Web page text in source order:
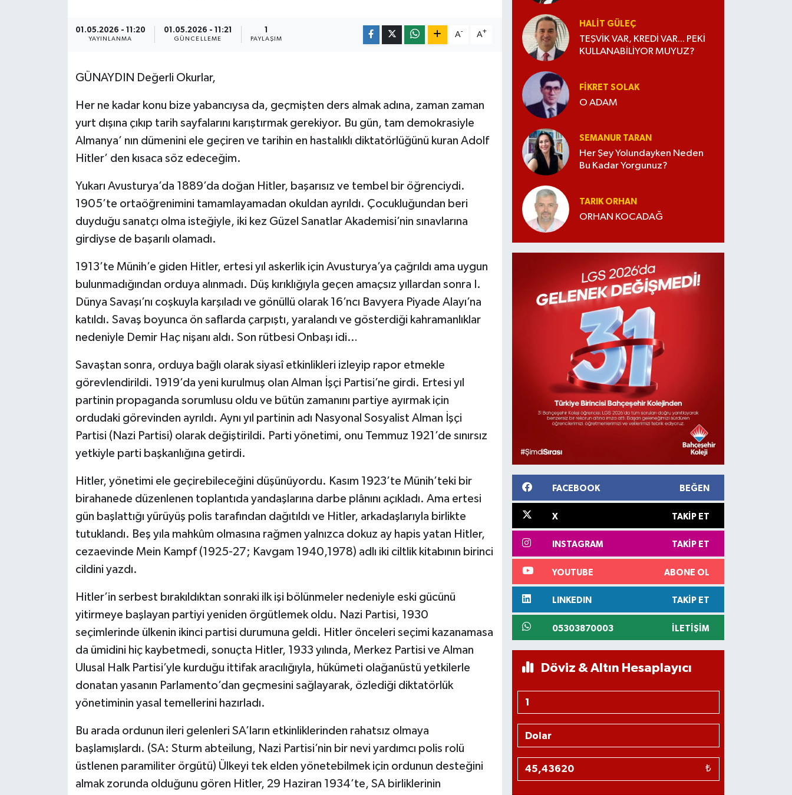
01.05.2026 - 11:20
YAYINLANMA
01.05.2026 - 11:21
GÜNCELLEME PAYLAŞIM
A- A+
GÜNAYDIN Değerli Okurlar,
Her ne kadar konu bize yabancıysa da, geçmişten ders almak adına, zaman zaman
yurt dışına çıkıp tarih sayfalarını karıştırmak gerekiyor. Bu gün, tam demokrasiyle
Almanya’ nın dümenini ele geçiren ve tarihin en hastalıklı diktatörlüğünü kuran Adolf
Hitler’ den kısaca söz edeceğim.
Yukarı Avusturya’da 1889’da doğan Hitler, başarısız ve tembel bir öğrenciydi.
1905’te ortaöğrenimini tamamlayamadan okuldan ayrıldı. Çocukluğundan beri
duyduğu sanatçı olma isteğiyle, iki kez Güzel Sanatlar Akademisi’nin sınavlarına
girdiyse de başarılı olamadı.
1913’te Münih’e giden Hitler, ertesi yıl askerlik için Avusturya’ya çağrıldı ama uygun
bulunmadığından orduya alınmadı. Düş kırıklığıyla geçen amaçsız yıllardan sonra I.
Dünya Savaşı’nı coşkuyla karşıladı ve gönüllü olarak 16’ncı Bavyera Piyade Alayı’na
katıldı. Savaş boyunca ön saflarda çarpıştı, yaralandı ve gösterdiği kahramanlıklar
nedeniyle Demir Haç nişanı aldı. Son rütbesi Onbaşı idi…
Savaştan sonra, orduya bağlı olarak siyasî etkinlikleri izleyip rapor etmekle
görevlendirildi. 1919’da yeni kurulmuş olan Alman İşçi Partisi’ne girdi. Ertesi yıl
partinin propaganda sorumlusu oldu ve bütün zamanını partiye ayırmak için
ordudaki görevinden ayrıldı. Aynı yıl partinin adı Nasyonal Sosyalist Alman İşçi
Partisi (Nazi Partisi) olarak değiştirildi. Parti yönetimi, onu Temmuz 1921’de sınırsız
yetkiyle parti başkanlığına getirdi.
Hitler, yönetimi ele geçirebileceğini düşünüyordu. Kasım 1923’te Münih’teki bir
birahanede düzenlenen toplantıda yandaşlarına darbe plânını açıkladı. Ama ertesi
gün başlattığı yürüyüş polis tarafından dağıtıldı ve Hitler, arkadaşlarıyla birlikte
tutuklandı. Beş yıla mahkûm olmasına rağmen yalnızca dokuz ay hapis yatan Hitler,
cezaevinde Mein Kampf (1925-27; Kavgam 1940,1978) adlı iki ciltlik kitabının birinci
cildini yazdı.
Hitler’in serbest bırakıldıktan sonraki ilk işi bölünmeler nedeniyle eski gücünü
yitirmeye başlayan partiyi yeniden örgütlemek oldu. Nazi Partisi, 1930
seçimlerinde ülkenin ikinci partisi durumuna geldi. Hitler önceleri seçimi kazanamasa
da ümidini hiç kaybetmedi, sonuçta Hitler, 1933 yılında, Merkez Partisi ve Alman
Ulusal Halk Partisi’yle kurduğu ittifak aracılığıyla, hükümeti olağanüstü yetkilerle
donatan yasanın Parlamento’dan geçmesini sağlayarak, özlediği diktatörlük
yönetiminin yasal temellerini hazırladı.
Bu arada ordunun ileri gelenleri SA’ların etkinliklerinden rahatsız olmaya
başlamışlardı. (SA: Sturm abteilung, Nazi Partisi’nin bir nevi yardımcı polis rolü
üstlenen paramiliter örgütü) Ülkeyi tek elden yönetebilmek için ordunun desteğini
almak zorunda olduğunu gören Hitler, 29 Haziran 1934’te, SA birliklerinin
HALIT GÜLEÇ
TEŞVİK VAR, KREDİ VAR... PEKİ
KULLANABİLİYOR MUYUZ?
FIKRET SOLAK
O ADAM
SEMANUR TARAN
Her Şey Yolundayken Neden
Bu Kadar Yorgunuz?
TARIK ORHAN
ORHAN KOCADAĞ
FACEBOOK BEĞEN
X TAKIP ET
INSTAGRAM TAKIP ET
YOUTUBE ABONE OL
LINKEDIN TAKIP ET
05303870003 İLETIŞIM
Döviz & Altın Hesaplayıcı
₺
İLÇELERİMİZ
RESMİ İLAN